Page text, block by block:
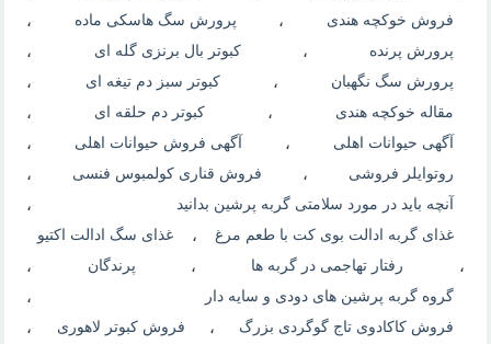
فروش خوکچه هندی ، پرورش سگ هاسکی ماده ،
پرورش پرنده ، کبوتر بال برنزی گله ای ،
پرورش سگ نگهبان ، کبوتر سبز دم تیغه ای ،
مقاله خوکچه هندی ، کبوتر دم حلقه ای ،
آگهی حیوانات اهلی ، آگهی فروش حیوانات اهلی ،
روتوایلر فروشی ، فروش قناری کولمبوس فنسی ،
آنچه باید در مورد سلامتی گربه پرشین بدانید ،
غذای گربه ادالت بوی کت با طعم مرغ ، غذای سگ ادالت اکتیو
، رفتار تهاجمی در گربه ها ، پرندگان ،
گروه گربه پرشین های دودی و سایه دار ،
فروش کاکادوی تاج گوگردی بزرگ ، فروش کبوتر لاهوری ،